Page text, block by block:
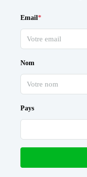
Email*
Nom
Pays